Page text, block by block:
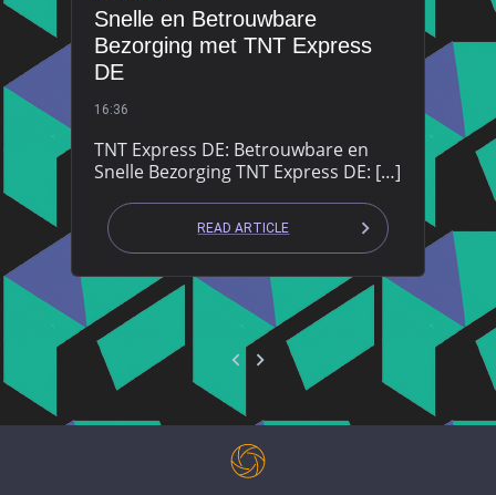
Snelle en Betrouwbare
Bezorging met TNT Express
DE
16:36
TNT Express DE: Betrouwbare en
Snelle Bezorging TNT Express DE: […]
READ ARTICLE